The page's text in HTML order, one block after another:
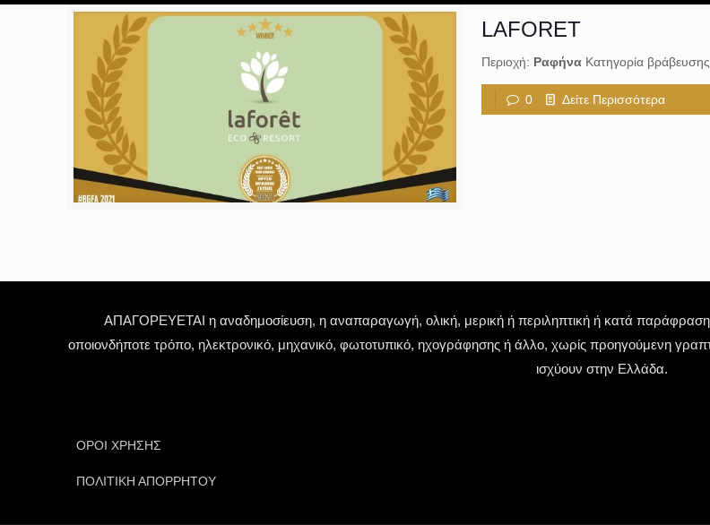
LAFORET
Περιοχή: Ραφήνα Κατηγορία
0 Δείτε Περισσότερα
ΑΠΑΓΟΡΕΥΕΤΑΙ η αναδημοσίευση, η αναπαραγωγή, ολική, μερική ή περιληπτική ή κατά
οποιονδήποτε τρόπο, ηλεκτρονικό, μηχανικό, φωτοτυπικό, ηχογράφησης ή άλλο, χωρίς προηγούμενη
ισχύουν στην Ελλάδα.
ΟΡΟΙ ΧΡΗΣΗΣ
ΠΟΛΙΤΙΚΗ ΑΠΟΡΡΗΤΟΥ